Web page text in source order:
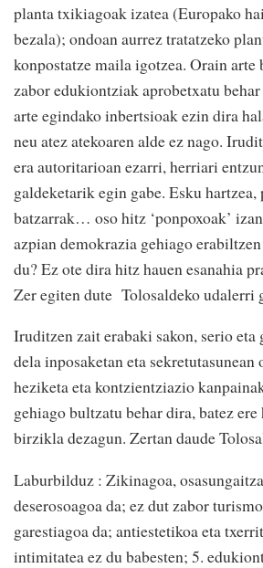
planta txikiagoak izatea (Europako
bezala); ondoan aurrez tratatzeko
konpostatze maila igotzea. Orain
zabor edukiontziak aprobetxatu
arte egindako inbertsioak ezin dira
neu atez atekoaren alde ez nago.
era autoritarioan ezarri, herriari
galdeketarik egin gabe. Esku
batzarrak… oso hitz ‘ponpoxoak’
azpian demokrazia gehiago
du? Ez ote dira hitz hauen esanahia
Zer egiten dute Tolosaldeko udalerri
Iruditzen zait erabaki sakon, serio eta
dela inposaketan eta
heziketa eta kontzientziazio
gehiago bultzatu behar dira, batez
birzikla dezagun. Zertan daude
Laburbilduz : Zikinagoa,
deserosoagoa da; ez dut zabor
garestiagoa da; antiestetikoa eta
intimitatea ez du babesten; 5.